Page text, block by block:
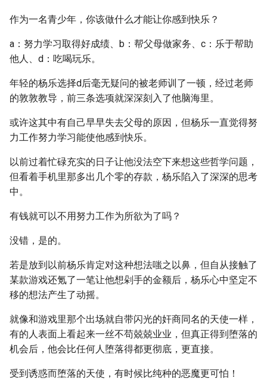
作为一名青少年，你该做什么才能让你感到快乐？
a：努力学习取得好成绩、b：帮父母做家务、c：乐于帮助
他人、d：吃喝玩乐。
年轻的杨乐选择d后毫无疑问的被老师训了一顿，经过老师
的敦敦教导，前三条选项就深深刻入了他脑海里。
或许这其中有自己早早失去父母的原因，但杨乐一直觉得努
力工作努力学习能使他感到快乐。
以前过着忙碌充实的日子让他没法空下来想这些哲学问题，
但看着手机里那多出几个零的存款，杨乐陷入了深深的思考
中。
有钱就可以不用努力工作为所欲为了吗？
没错，是的。
若是放到以前杨乐肯定对这种想法嗤之以鼻，但自从接触了
某款游戏还氪了一笔让他想剁手的金额后，杨乐心中坚定不
移的想法产生了动摇。
就像和游戏里那个出场就自带闪光的奸商同名的天使一样，
有的人表面上看起来一丝不苟兢兢业业，但真正得到堕落的
机会后，他会比任何人堕落得都更彻底，更直接。
受到诱惑而堕落的天使，有时候比纯种的恶魔更可怕！